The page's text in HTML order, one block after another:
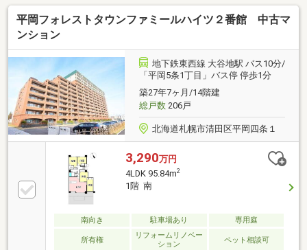
ークローゼット＋全居室収納付きでお部屋スッキリ
♪▽スーパーまで徒歩10分圏内※駐車場：空き状況は管
ァミリーマート札幌厚別南3丁目店まで 徒歩7分・札幌
市立共栄小学校まで 徒歩16分・札幌市立厚別南中学校
まで 徒歩7分
平岡フォレストタウンファミールハイツ２番館 中古マ
ンション
地下鉄東西線 大谷地駅 バス10分/
「平岡5条1丁目」バス停 停歩1分
築27年7ヶ月/14階建
総戸数206戸
北海道札幌市清田区平岡四条１
3,290万円
4LDK 95.84m2
1階 南
南向き 駐車場あり 専用庭
所有権
リフォームリノベー
ション
ペット相談可